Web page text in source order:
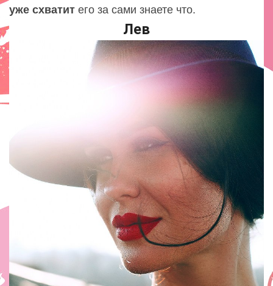
уже схватит его за сами знаете что.
Лев